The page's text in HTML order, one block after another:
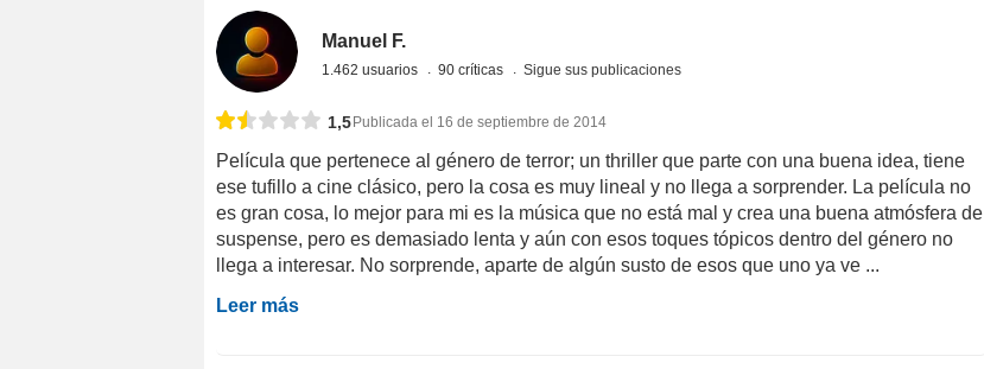
Manuel F.
1.462 usuarios 90 críticas Sigue sus publicaciones
1,5 Publicada el 16 de septiembre de 2014
Película que pertenece al género de terror; un thriller que parte con una buena idea, tiene
ese tufillo a cine clásico, pero la cosa es muy lineal y no llega a sorprender. La película no
es gran cosa, lo mejor para mi es la música que no está mal y crea una buena atmósfera de
suspense, pero es demasiado lenta y aún con esos toques tópicos dentro del género no
llega a interesar. No sorprende, aparte de algún susto de esos que uno ya ve ...
Leer más